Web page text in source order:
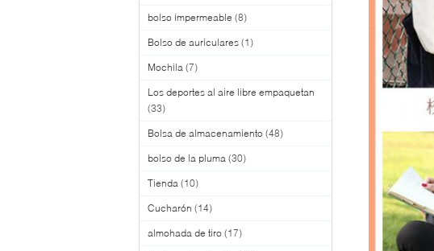
bolso impermeable (8)
Bolso de auriculares (1)
Mochila (7)
Los deportes al aire libre empaquetan
(33)
Bolsa de almacenamiento (48)
bolso de la pluma (30)
Tienda (10)
Cucharón (14)
almohada de tiro (17)